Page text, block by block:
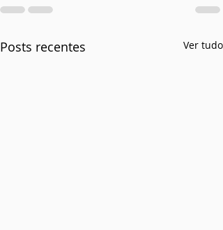
Posts recentes Ver tudo